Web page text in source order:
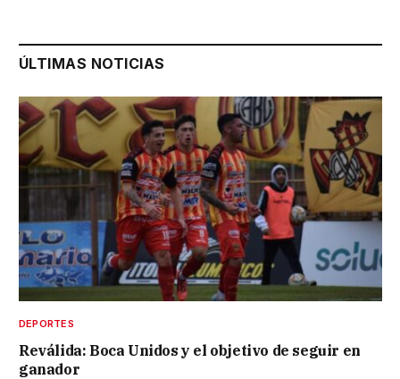
ÚLTIMAS NOTICIAS
DEPORTES
Reválida: Boca Unidos y el objetivo de seguir en
ganador